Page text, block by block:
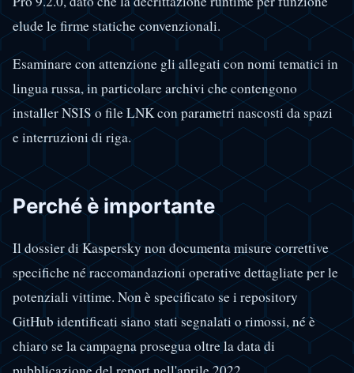
elude le firme statiche convenzionali.
Esaminare con attenzione gli allegati con nomi tematici in
lingua russa, in particolare archivi che contengono
installer NSIS o file LNK con parametri nascosti da spazi
e interruzioni di riga.
Perché è importante
Il dossier di Kaspersky non documenta misure correttive
specifiche né raccomandazioni operative dettagliate per le
potenziali vittime. Non è specificato se i repository
GitHub identificati siano stati segnalati o rimossi, né è
chiaro se la campagna prosegua oltre la data di